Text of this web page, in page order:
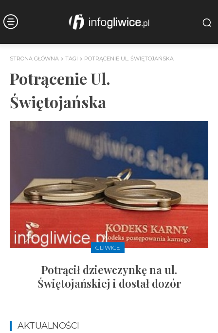
STRONA GŁÓWNA TAGI POTRĄCENIE UL. ŚWIĘTOJAŃSKA
Potrącenie Ul.
Świętojańska
GLIWICE
Potrącił dziewczynkę na ul.
Świętojańskiej i dostał dozór
AKTUALNOŚCI